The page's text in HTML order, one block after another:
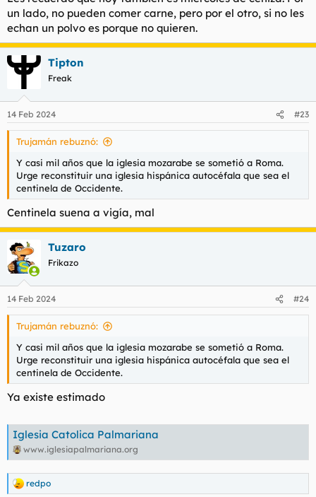
:
un lado, no pueden comer carne, pero por el otro, si no les
echan un polvo es porque no quieren.
Tipton
Freak
14 Feb 2024 #23
Trujamán rebuznó:
Y casi mil años que la iglesia mozarabe se sometió a Roma.
Urge reconstituir una iglesia hispánica autocéfala que sea el
centinela de Occidente.
Centinela suena a vigía, mal
Tuzaro
Frikazo
14 Feb 2024 #24
Trujamán rebuznó:
Y casi mil años que la iglesia mozarabe se sometió a Roma.
Urge reconstituir una iglesia hispánica autocéfala que sea el
centinela de Occidente.
Ya existe estimado
Iglesia Catolica Palmariana
www.iglesiapalmariana.org
R
redpo